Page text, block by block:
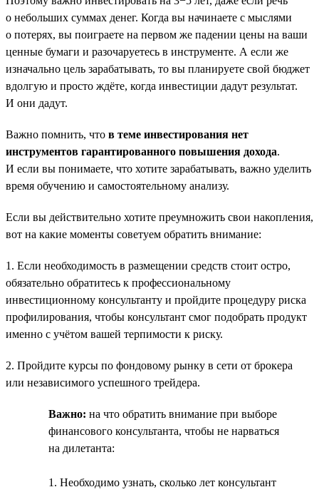
о небольших суммах денег. Когда вы начинаете с мыслями
о потерях, вы поиграете на первом же падении цены на ваши
ценные бумаги и разочаруетесь в инструменте. А если же
изначально цель зарабатывать, то вы планируете свой бюджет
вдолгую и просто ждёте, когда инвестиции дадут результат.
И они дадут.
Важно помнить, что в теме инвестирования нет
инструментов гарантированного повышения дохода.
И если вы понимаете, что хотите зарабатывать, важно уделить
время обучению и самостоятельному анализу.
Если вы действительно хотите преумножить свои накопления,
вот на какие моменты советуем обратить внимание:
1. Если необходимость в размещении средств стоит остро,
обязательно обратитесь к профессиональному
инвестиционному консультанту и пройдите процедуру риска
профилирования, чтобы консультант смог подобрать продукт
именно с учётом вашей терпимости к риску.
2. Пройдите курсы по фондовому рынку в сети от брокера
или независимого успешного трейдера.
Важно: на что обратить внимание при выборе
финансового консультанта, чтобы не нарваться
на дилетанта:
1. Необходимо узнать, сколько лет консультант